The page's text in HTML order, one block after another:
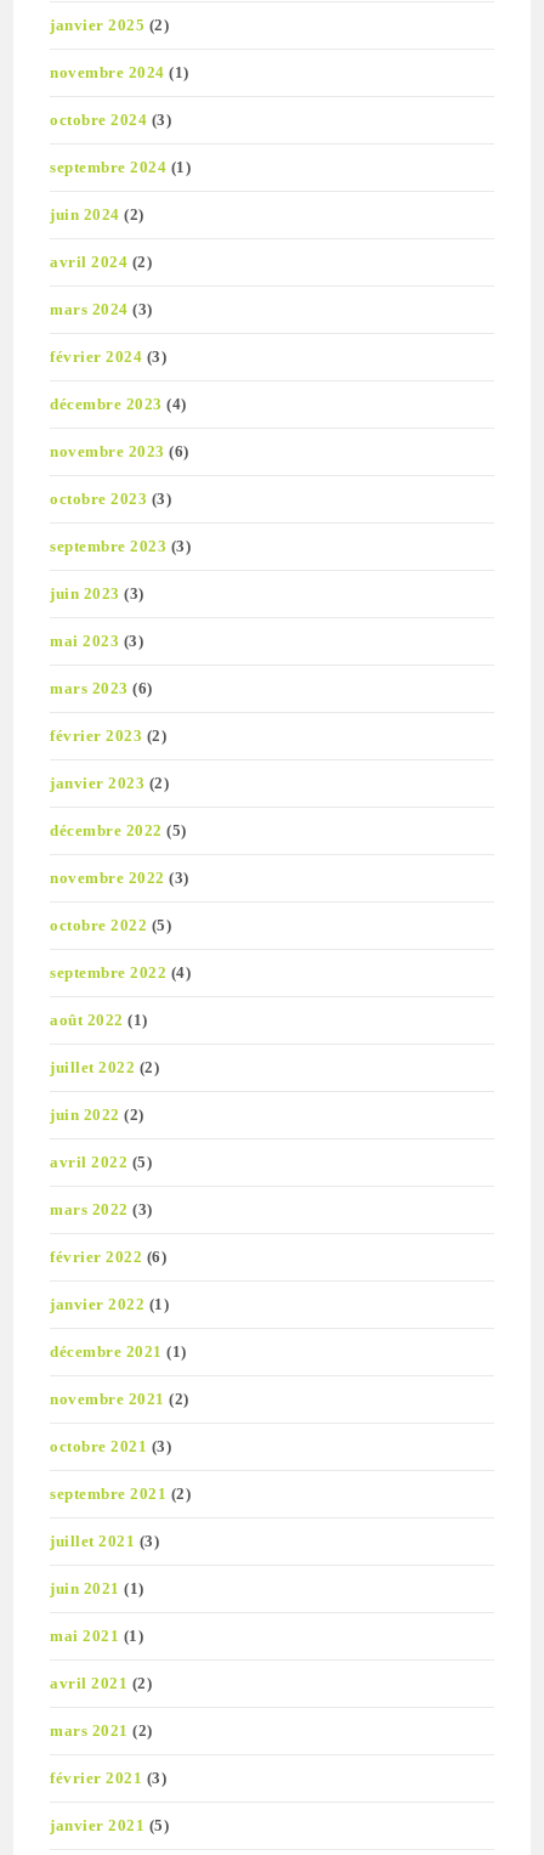
janvier 2025 (2)
novembre 2024 (1)
octobre 2024 (3)
septembre 2024 (1)
juin 2024 (2)
avril 2024 (2)
mars 2024 (3)
février 2024 (3)
décembre 2023 (4)
novembre 2023 (6)
octobre 2023 (3)
septembre 2023 (3)
juin 2023 (3)
mai 2023 (3)
mars 2023 (6)
février 2023 (2)
janvier 2023 (2)
décembre 2022 (5)
novembre 2022 (3)
octobre 2022 (5)
septembre 2022 (4)
août 2022 (1)
juillet 2022 (2)
juin 2022 (2)
avril 2022 (5)
mars 2022 (3)
février 2022 (6)
janvier 2022 (1)
décembre 2021 (1)
novembre 2021 (2)
octobre 2021 (3)
septembre 2021 (2)
juillet 2021 (3)
juin 2021 (1)
mai 2021 (1)
avril 2021 (2)
mars 2021 (2)
février 2021 (3)
janvier 2021 (5)